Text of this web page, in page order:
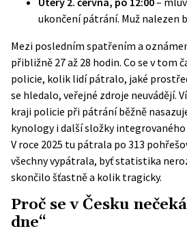
ukončení pátrání. Muž nalezen
Mezi posledním spatřením a
přibližně 27 až 28 hodin. Co se v tom
policie, kolik lidí pátralo, jaké
se hledalo, veřejné zdroje neuvádějí.
kraji policie při pátrání běžně
kynology i další složky
V roce 2025 tu pátrala po 313
všechny vypátrala, byť statistika
skončilo šťastně a kolik tragicky.
Proč se v Česku
dne“